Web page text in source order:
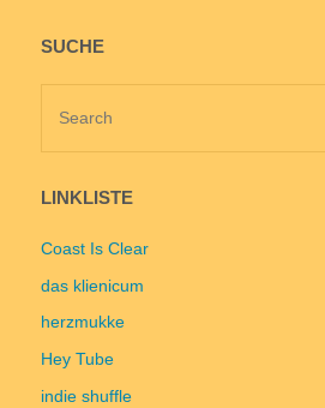
SUCHE
LINKLISTE
Coast Is Clear
das klienicum
herzmukke
Hey Tube
indie shuffle